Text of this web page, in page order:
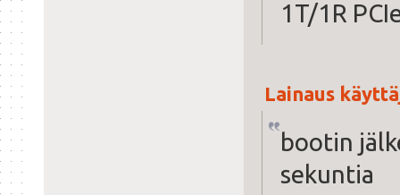
1T/1R
Lainaus
bootin
sekuntia